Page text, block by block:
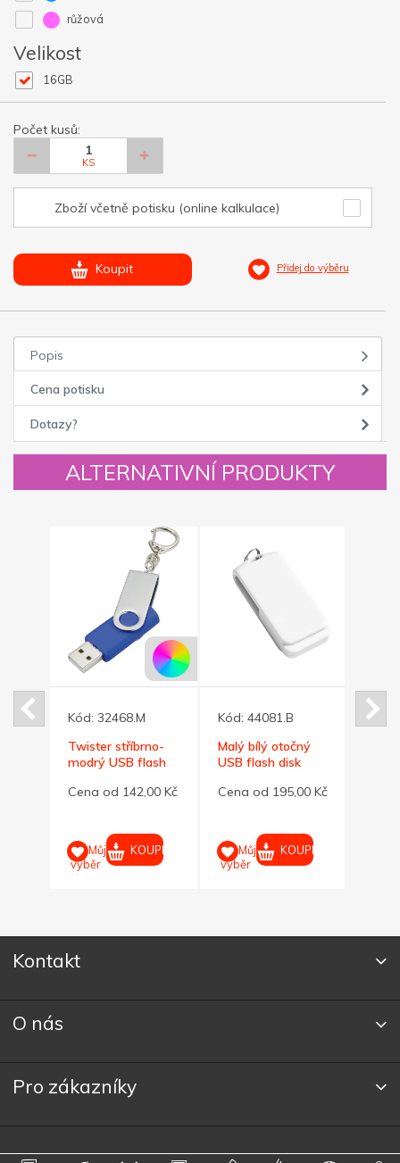
růžová
Velikost
16GB
Počet kusů:
KS
Zboží včetně potisku (online kalkulace)
Koupit Přidej do výběru
Popis
Cena potisku
Dotazy?
ALTERNATIVNÍ PRODUKTY
Kód: 32468.M
Twister stříbrno-
modrý USB flash
Cena od 142,00 Kč
Můj
výběr
KOUPIT
Kód: 44081.B
Malý bílý otočný
USB flash disk
Cena od 195,00 Kč
Můj
výběr
KOUPIT
Kód:
Kontakt
O nás
Pro zákazníky